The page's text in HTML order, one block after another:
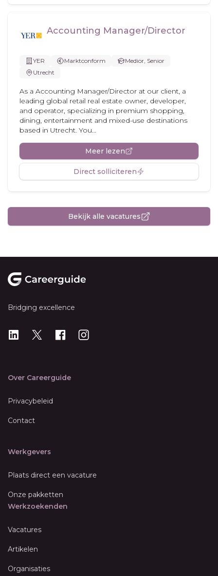
Accounting Manager/Director
YER Marktconform
Medior, Senior
Utrecht
As a Accounting Manager/Director at our client, a
leading global retail real estate owner, developer,
and operator, specializing in premium shopping,
dining, entertainment and mixed-use destinations
based in Utrecht. You...
Meer lezen
Direct solliciteren
Bekijk alle vacatures
Bridging excellence
LinkedIn
X Instagram
Over Careerguide
Privacybeleid
Contact
Werkgevers
Plaats direct een vacature
Onze pakketten
Werkzoekenden
Vacatures
Artikelen
Organisaties